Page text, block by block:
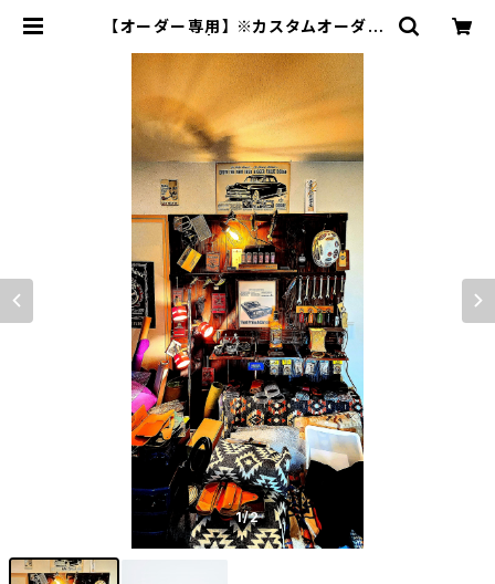
【オーダー専用】 ※カスタムオーダー
ER.CO
1/2